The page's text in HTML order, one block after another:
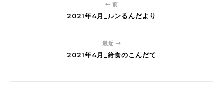
前
2021年4月_ルンるんだより
最近
2021年4月_給食のこんだて